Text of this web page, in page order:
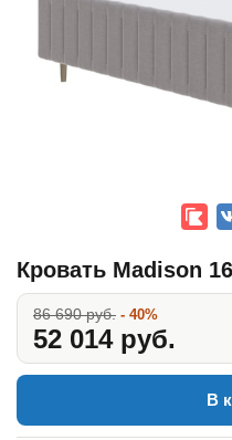
Кровать Madison
86 690 руб. - 40%
52 014 руб.
В